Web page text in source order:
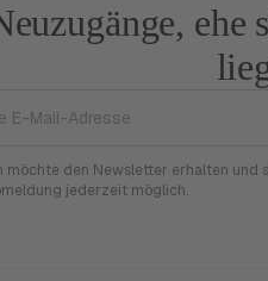
ehe
möchte den Newsletter erhalten und
jederzeit möglich.